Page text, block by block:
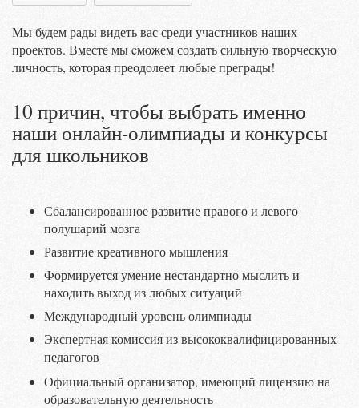
Мы будем рады видеть вас среди участников наших
проектов. Вместе мы cможем создать сильную творческую
личность, которая преодолеет любые преграды!
10 причин, чтобы выбрать именно
наши онлайн-олимпиады и конкурсы
для школьников
Сбалансированное развитие правого и левого
полушарий мозга
Развитие креативного мышления
Формируется умение нестандартно мыслить и
находить выход из любых ситуаций
Международный уровень олимпиады
Экспертная комиссия из высококвалифицированных
педагогов
Официальный организатор, имеющий лицензию на
образовательную деятельность